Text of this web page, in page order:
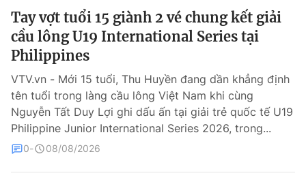
® Cấm sao chép dưới mọi hình thức nếu không có sự chấp
thuận bằng văn bản. Ghi rõ nguồn VTV.vn khi phát hành lại
thông tin từ website này.
Tay vợt tuổi 15 giành 2 vé chung kết giải
cầu lông U19 International Series tại
Philippines
VTV.vn - Mới 15 tuổi, Thu Huyền đang dần khẳng định
tên tuổi trong làng cầu lông Việt Nam khi cùng
Nguyễn Tất Duy Lợi ghi dấu ấn tại giải trẻ quốc tế U19
Philippine Junior International Series 2026, trong...
0 08/08/2026